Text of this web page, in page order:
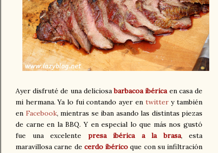
Ayer disfruté de una deliciosabarbacoa ibéricaen casa de
mi hermana. Ya lo fui contando ayer en twittery también
en Facebook, mientras se iban asando las distintas piezas
de carne en la BBQ. Y en especial lo que más nos gustó
fue una excelente presa ibérica a la brasa, esta
maravillosa carne de cerdo ibéricoque con su infiltración